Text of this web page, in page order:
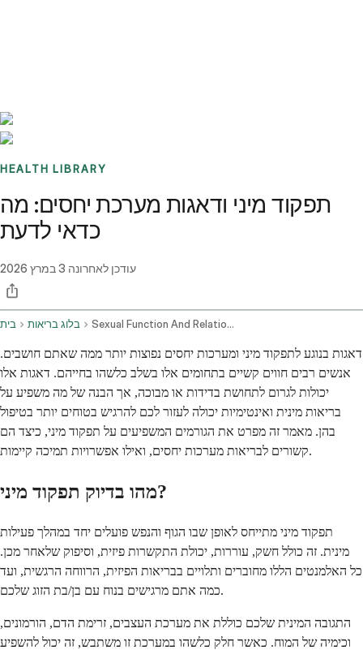
HEALTH LIBRARY
תפקוד מיני ודאגות מערכת יחסים: מה
כדאי לדעת
עודכן לאחרונה 3 במרץ 2026
בית בלוג בריאות Sexual Function And Relationship Concerns
דאגות בנוגע לתפקוד מיני ומערכות יחסים נפוצות יותר ממה שאתם חושבים.
אנשים רבים חווים קשיים בתחומים אלו בשלב כלשהו בחייהם. דאגות אלו
יכולות לגרום לתחושת בדידות או מבוכה, אך הבנה של מה משפיע על
בריאות מינית ואינטימיות יכולה לעזור לכם להרגיש בטוחים יותר בטיפול
בהן. מאמר זה מפרט את הגורמים המשפיעים על תפקוד מיני, כיצד הם
קשורים לבריאות מערכות יחסים, ואילו אפשרויות תמיכה קיימות.
מהו בדיוק תפקוד מיני?
תפקוד מיני מתייחס לאופן שבו הגוף והנפש פועלים יחד במהלך פעילות
מינית. זה כולל חשק, עוררות, יכולת התקשרות פיזית, וסיפוק שלאחר מכן.
כל האלמנטים הללו מחוברים ותלויים בבריאות הפיזית, הרווחה הרגשית, ועד
כמה אתם מרגישים בנוח עם בן/בת הזוג שלכם.
התגובה המינית שלכם כוללת את מערכת העצבים, זרימת הדם, הורמונים,
וכימיה של המוח. כאשר חלק כלשהו במערכת זו משתבש, זה יכול להשפיע